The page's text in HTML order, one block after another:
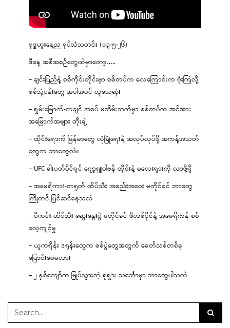
ဗုဒ္ဓဟူးနေ့ည ရုပ်သံသတင်း (၁၃-၅-၂၆)
ဒီနေ့ အစီအစဉ်တွေထဲမှာတော့…..
– ချင်းပြည်နဲ့ စစ်ကိုင်းတိုင်းမှာ စစ်တပ်က လေကြောင်းက ဗုံးကြဲလို့
စစ်သုံ့ပန်းတွေ အပါအဝင် လူသေဆုံး
– ရှမ်းမြောက်-ကချင် အစပ် မဘိမ်းဘက်မှာ စစ်တပ်က အင်အား
အမြောက်အများ တိုးချဲ့
– ထိုင်းရောက် မြန်မာတွေ လုံခြုံရေးနဲ့ အလုပ်လုပ်ဖို့ အကန့်အသတ်
တွေက ဘာတွေလဲ။
– UFC ခါးပတ်ပိုင်ရှင် ဂျော့ရှူဝါဗန် ထိုင်းနဲ့ မလေးရှားကို လာဖို့ရှိ
– အမေရိကား-တရုတ် ထိပ်သီး အစည်းအဝေး မတိုင်ခင် ဘာတွေ
ကြိုတင် ပြင်ဆင်နေသလဲ
– ပီကင်း ထိပ်သီး ဆွေးနွေးပွဲ မတိုင်ခင် ဖိလစ်ပိုင်နဲ့ အမေရိကန် စစ်
လေ့ကျင့်မှု
– ယူကရိန်း ဒရုန်းတွေက စစ်ပွဲတွေအတွက် ခေတ်သစ်တစ်ခု
ပြောင်းစေမလား
– ၂ နှစ်ကျော်က မြုပ်သွားတဲ့ ရုရှား သင်္ဘောမှာ ဘာတွေပါသလဲ